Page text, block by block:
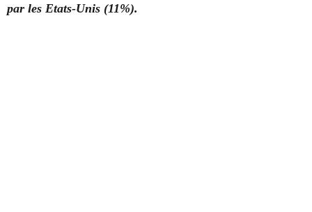
par les Etats-Unis (11%).